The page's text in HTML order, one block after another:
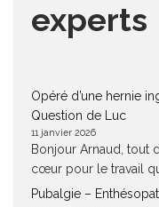
experts
Opéré d’une hernie
Question de Luc
11 janvier 2026
Bonjour Arnaud, tout
cœur pour le travail
Pubalgie –